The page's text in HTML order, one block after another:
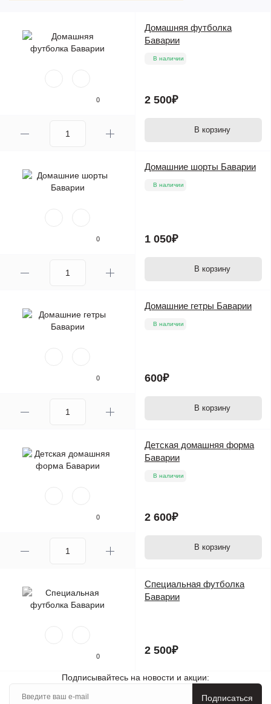
0
Домашняя футболка
Баварии
В наличии
2 500₽
В корзину
0
Домашние шорты Баварии
В наличии
1 050₽
В корзину
0
Домашние гетры Баварии
В наличии
600₽
В корзину
0
Детская домашняя форма
Баварии
В наличии
2 600₽
В корзину
0
Специальная футболка
Баварии
2 500₽
Подписывайтесь на новости и акции:
Подписаться